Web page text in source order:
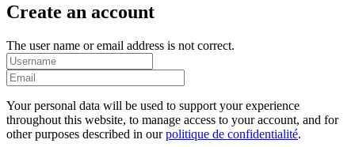
Create an account
The user name or email address is not correct.
Your personal data will be used to support your experience
throughout this website, to manage access to your account, and for
other purposes described in ourpolitique de confidentialité.